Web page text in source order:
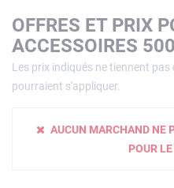
OFFRES ET PRIX
ACCESSOIRES
Les prix indiqués ne tiennent
pourraient s'appliquer.
AUCUN MARCHAND NE
POUR